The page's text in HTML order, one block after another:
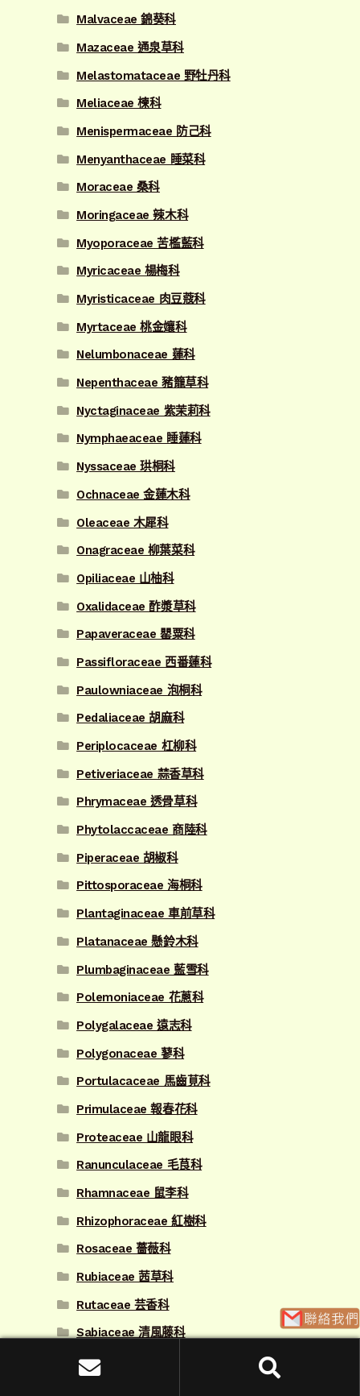
Malvaceae 錦葵科
Mazaceae 通泉草科
Melastomataceae 野牡丹科
Meliaceae 楝科
Menispermaceae 防己科
Menyanthaceae 睡菜科
Moraceae 桑科
Moringaceae 辣木科
Myoporaceae 苦檻藍科
Myricaceae 楊梅科
Myristicaceae 肉豆蔻科
Myrtaceae 桃金孃科
Nelumbonaceae 蓮科
Nepenthaceae 豬籠草科
Nyctaginaceae 紫茉莉科
Nymphaeaceae 睡蓮科
Nyssaceae 珙桐科
Ochnaceae 金蓮木科
Oleaceae 木犀科
Onagraceae 柳葉菜科
Opiliaceae 山柚科
Oxalidaceae 酢漿草科
Papaveraceae 罌粟科
Passifloraceae 西番蓮科
Paulowniaceae 泡桐科
Pedaliaceae 胡麻科
Periplocaceae 杠柳科
Petiveriaceae 蒜香草科
Phrymaceae 透骨草科
Phytolaccaceae 商陸科
Piperaceae 胡椒科
Pittosporaceae 海桐科
Plantaginaceae 車前草科
Platanaceae 懸鈴木科
Plumbaginaceae 藍雪科
Polemoniaceae 花蔥科
Polygalaceae 遠志科
Polygonaceae 蓼科
Portulacaceae 馬齒莧科
Primulaceae 報春花科
Proteaceae 山龍眼科
Ranunculaceae 毛茛科
Rhamnaceae 鼠李科
Rhizophoraceae 紅樹科
Rosaceae 薔薇科
Rubiaceae 茜草科
Rutaceae 芸香科
Sabiaceae 清風藤科
Salicaceae 楊柳科
搜